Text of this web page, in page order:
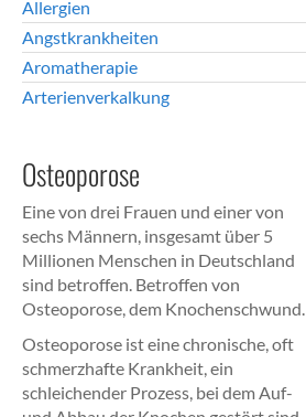
Allergien
Angstkrankheiten
Aromatherapie
Arterienverkalkung
Osteoporose
Eine von drei Frauen und einer von
sechs Männern, insgesamt über 5
Millionen Menschen in Deutschland
sind betroffen. Betroffen von
Osteoporose, dem Knochenschwund.
Osteoporose ist eine chronische, oft
schmerzhafte Krankheit, ein
schleichender Prozess, bei dem Auf-